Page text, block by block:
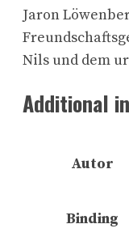
Jaron
Nils und dem
Additional
Autor
Binding